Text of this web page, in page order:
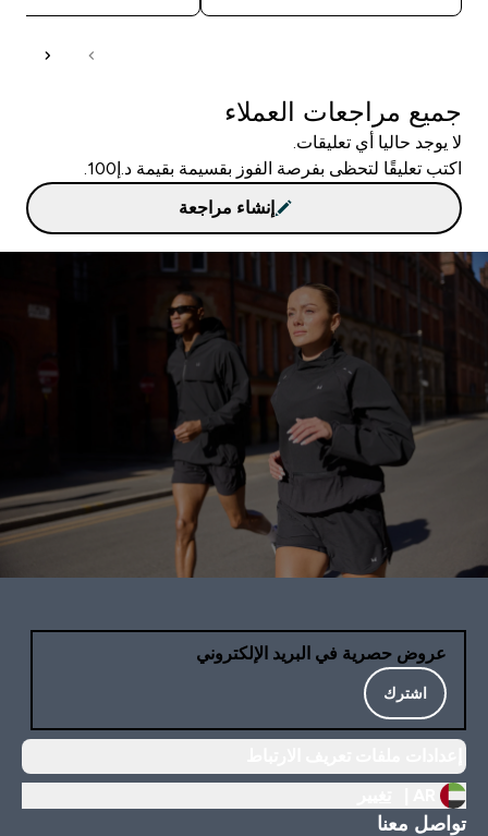
جميع مراجعات العملاء
لا يوجد حاليا أي تعليقات.
اكتب تعليقًا لتحظى بفرصة الفوز بقسيمة بقيمة د.إ100.
إنشاء مراجعة
عروض حصرية في البريد الإلكتروني
اشترك
تواصل معنا